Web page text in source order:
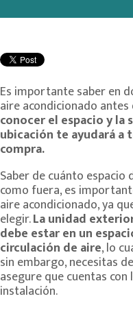
Es importante saber en
aire acondicionado
conocer el espacio y la
ubicación te ayudará a
compra.
Saber de cuánto
como fuera, es
aire acondicionado, ya
elegir.La unidad
debe estar en un
circulación de aire, lo
sin embargo, necesitas
asegure que cuentas
instalación.